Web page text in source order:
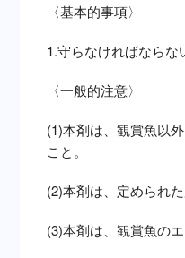
〈基本的事項〉
1.守らなければならな
〈一般的注意〉
(1)本剤は、観賞魚以
こと。
(2)本剤は、定められ
(3)本剤は、観賞魚の